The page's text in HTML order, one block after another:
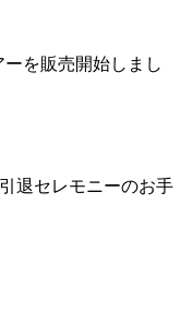
を販売開始しまし
退セレモニーのお手